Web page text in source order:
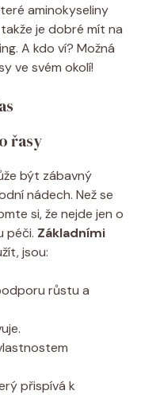
aminokyseliny
je dobré​ mít na
A kdo ví? Možná
ve ⁤svém⁢ okolí!
řasy
být zábavný
nádech. Než se
si, ‍že nejde jen o⁢
péči. Základními
jsou:
růstu ‌a​
‍přispívá ‍k